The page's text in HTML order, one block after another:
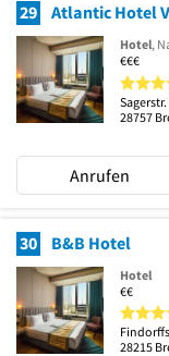
29 Atlantic Hotel
Hotel,
€€€
Sagerstr.
28757
Anrufen
30 B&B Hotel
Hotel
€€
28215